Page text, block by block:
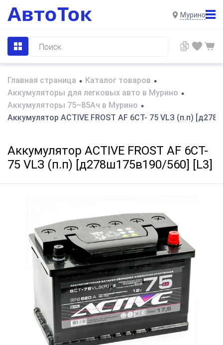
Мурино
Главная страница • Каталог товаров •
Аккумуляторы для легковых авто в Мурино •
Аккумуляторы 75–85Ач в Мурино •
Аккумулятор ACTIVE FROST AF 6СТ- 75 VLЗ (п.п)
Аккумулятор ACTIVE FROST AF 6СТ-
75 VLЗ (п.п) [д278ш175в190/560] [L3]